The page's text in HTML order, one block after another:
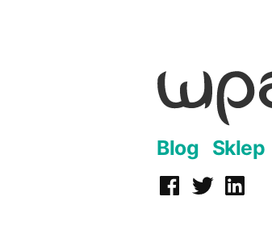
Blog Sklep
Facebook
Twitter